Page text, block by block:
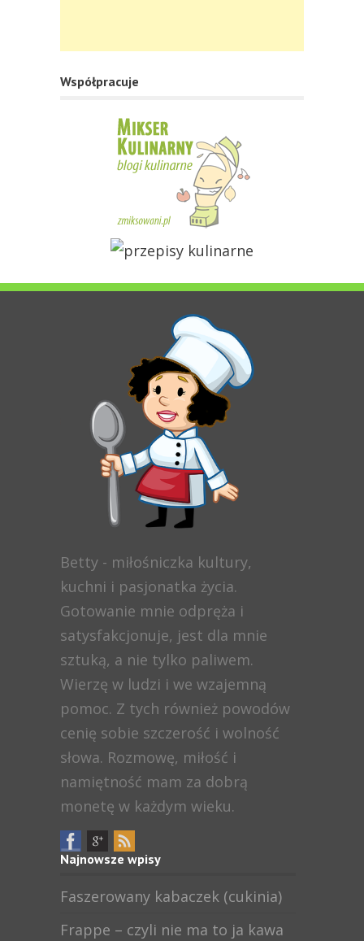
Współpracuje
Betty - miłośniczka kultury,
kuchni i pasjonatka życia.
Gotowanie mnie odpręża i
satysfakcjonuje, jest dla mnie
sztuką, a nie tylko paliwem.
Wierzę w ludzi i we wzajemną
pomoc. Z tych również powodów
cenię sobie szczerość i wolność
słowa. Rozmowę, miłość i
namiętność mam za dobrą
monetę w każdym wieku.
Najnowsze wpisy
Faszerowany kabaczek (cukinia)
Frappe – czyli nie ma to ja kawa